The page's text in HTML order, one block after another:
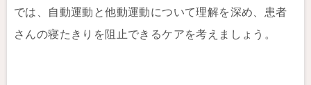
では、自動運動と他動運動について理解を深め、患者
さんの寝たきりを阻止できるケアを考えましょう。